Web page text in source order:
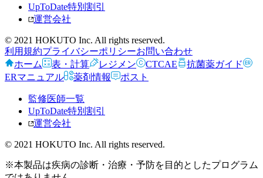
UpToDate特別割引
運営会社
© 2021 HOKUTO Inc. All rights reserved.
利用規約プライバシーポリシーお問い合わせ
ホーム
表・計算 レジメン CTCAE
抗菌薬ガイド
ERマニュアル
薬剤情報 ポスト
監修医師一覧
UpToDate特別割引
運営会社
© 2021 HOKUTO Inc. All rights reserved.
※本製品は疾病の診断・治療・予防を目的としたプログラム